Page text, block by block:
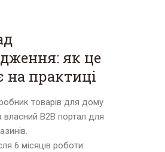
як це
практиці
товарів для дому
власний B2B портал для
6 місяців роботи: